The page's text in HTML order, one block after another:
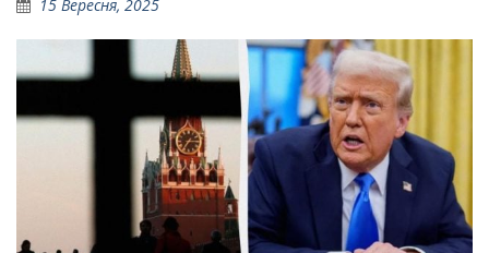
15 Вересня, 2025